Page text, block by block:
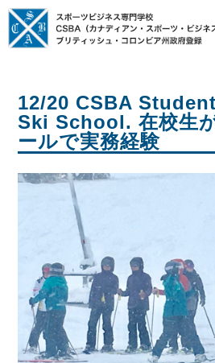
12/20 CSBA
Ski School. 在校生
ールで実務経験